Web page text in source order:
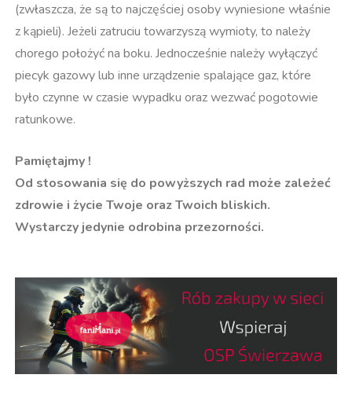
(zwłaszcza, że są to najczęściej osoby wyniesione właśnie
z kąpieli). Jeżeli zatruciu towarzyszą wymioty, to należy
chorego położyć na boku. Jednocześnie należy wyłączyć
piecyk gazowy lub inne urządzenie spalające gaz, które
było czynne w czasie wypadku oraz wezwać pogotowie
ratunkowe.
Pamiętajmy !
Od stosowania się do powyższych rad może zależeć
zdrowie i życie Twoje oraz Twoich bliskich.
Wystarczy jedynie odrobina przezorności.